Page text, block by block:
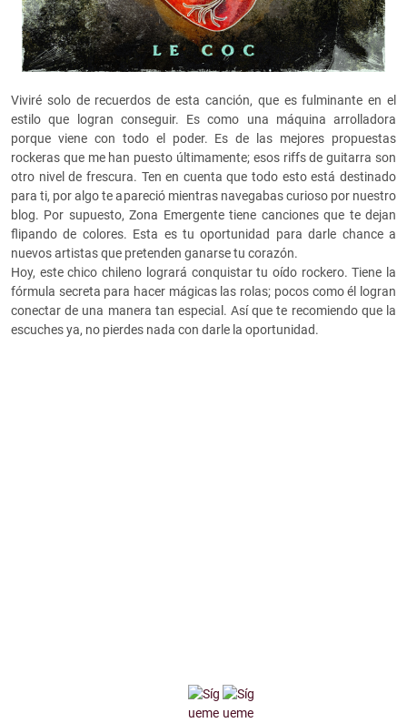
Viviré solo de recuerdos de esta canción, que es fulminante en el
estilo que logran conseguir. Es como una máquina arrolladora
porque viene con todo el poder. Es de las mejores propuestas
rockeras que me han puesto últimamente; esos riffs de guitarra son
otro nivel de frescura. Ten en cuenta que todo esto está destinado
para ti, por algo te apareció mientras navegabas curioso por nuestro
blog. Por supuesto, Zona Emergente tiene canciones que te dejan
flipando de colores. Esta es tu oportunidad para darle chance a
nuevos artistas que pretenden ganarse tu corazón.
Hoy, este chico chileno logrará conquistar tu oído rockero. Tiene la
fórmula secreta para hacer mágicas las rolas; pocos como él logran
conectar de una manera tan especial.Así que te recomiendo que la
escuches ya, no pierdes nada con darle la oportunidad.